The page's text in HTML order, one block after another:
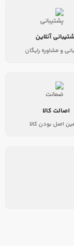
آنلاین
و مشاوره رایگان
اصالت کالا
اصل بودن کالا